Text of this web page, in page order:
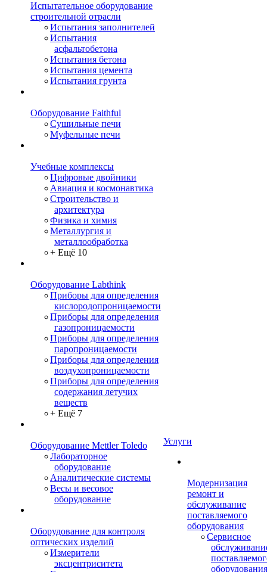
Испытательное оборудование
строительной отрасли
Испытания заполнителей
Испытания
асфальтобетона
Испытания бетона
Испытания цемента
Испытания грунта
Оборудование Faithful
Сушильные печи
Муфельные печи
Учебные комплексы
Цифровые двойники
Авиация и космонавтика
Строительство и
архитектура
Физика и химия
Металлургия и
металлообработка
+ Ещё 10
Оборудование Labthink
Приборы для определения
кислородопроницаемости
Приборы для определения
газопроницаемости
Приборы для определения
паропроницаемости
Приборы для определения
воздухопроницаемости
Приборы для определения
содержания летучих
веществ
+ Ещё 7
Оборудование Mettler Toledo
Лабораторное
оборудование
Аналитические системы
Весы и весовое
оборудование
Оборудование для контроля
оптических изделий
Измерители
эксцентриситета
Услуги
Модернизация
ремонт и
обслуживание
поставляемого
оборудования
Сервисное
оборудования